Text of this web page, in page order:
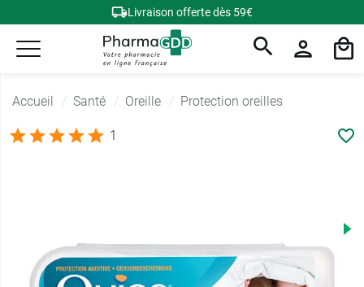
Livraison offerte dès 59€
Accueil Santé Oreille Protection oreilles
1